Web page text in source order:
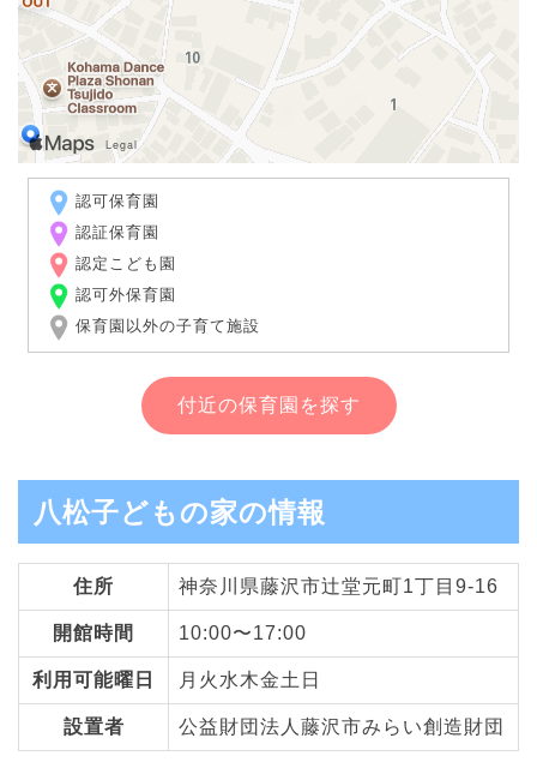
認可保育園
認証保育園
認定こども園
認可外保育園
保育園以外の子育て施設
付近の保育園を探す
八松子どもの家の情報
住所 神奈川県藤沢市辻堂元町1丁目9-16
開館時間 10:00〜17:00
利用可能曜日 月火水木金土日
設置者 公益財団法人藤沢市みらい創造財団